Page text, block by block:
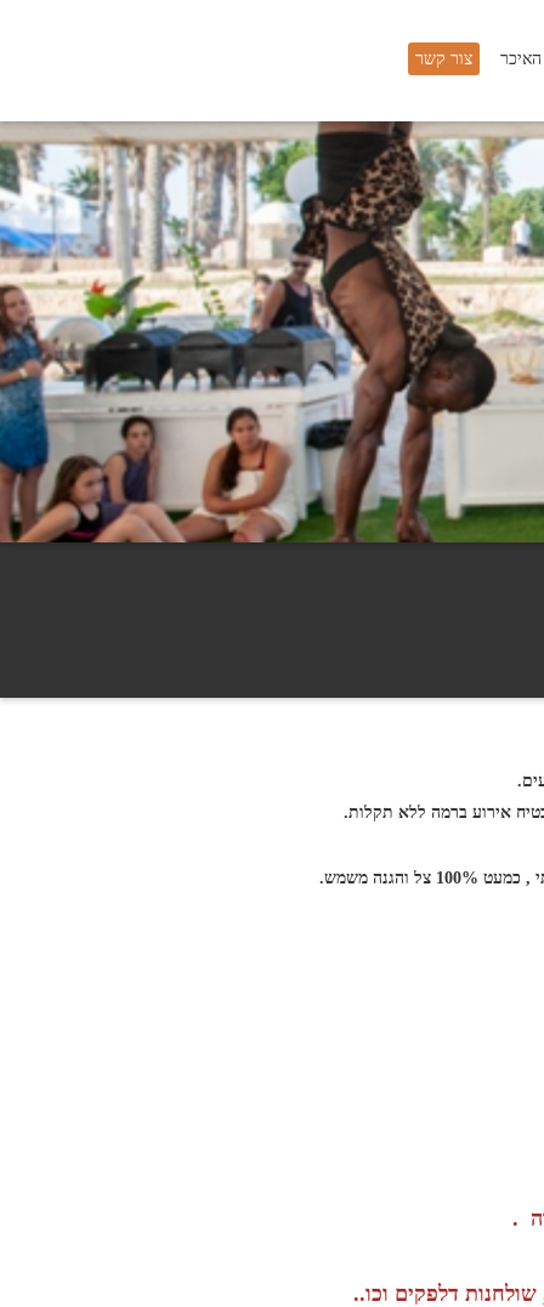
אירוע ברמה ללא תקלות.
משמש.
דלפקים וכו..
האיכר צור קשר